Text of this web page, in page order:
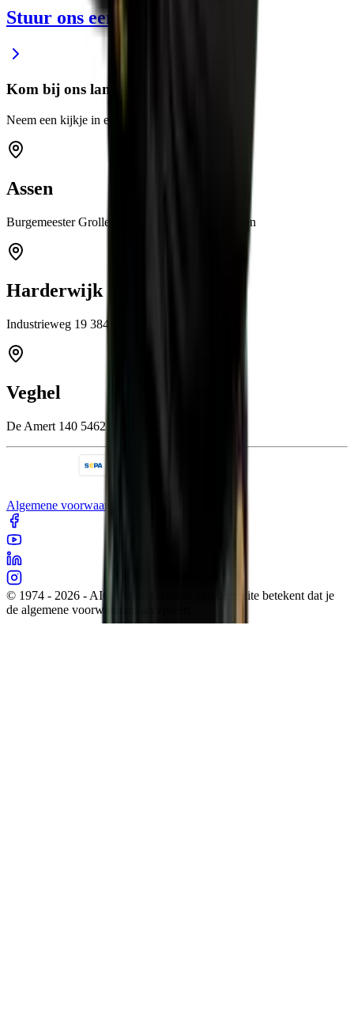
Stuur ons een e-mail
Kom bij ons langs
Neem een kijkje in een van onze showrooms
Assen
Burgemeester Grollemanweg 12a 9405 TN Assen
Harderwijk
Industrieweg 19 3846 BB Harderwijk
Veghel
De Amert 140 5462 GH Veghel
Algemene voorwaarden
© 1974 - 2026 - AIC Visser. Gebruik van deze site betekent dat je
de algemene voorwaarden accepteert.